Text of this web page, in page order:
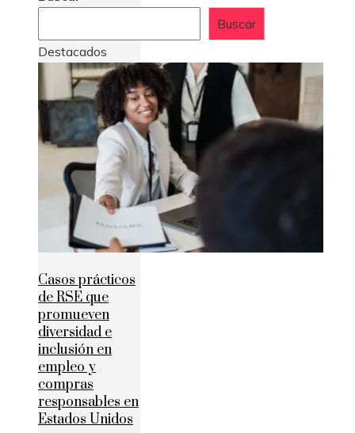
Buscar
Destacados
Casos prácticos
de RSE que
promueven
diversidad e
inclusión en
empleo y
compras
responsables en
Estados Unidos